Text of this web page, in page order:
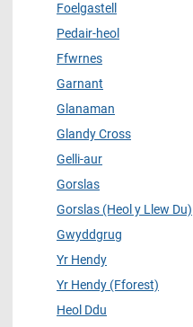
Foelgastell
Pedair-heol
Ffwrnes
Garnant
Glanaman
Glandy Cross
Gelli-aur
Gorslas
Gorslas (Heol y Llew Du)
Gwyddgrug
Yr Hendy
Yr Hendy (Fforest)
Heol Ddu